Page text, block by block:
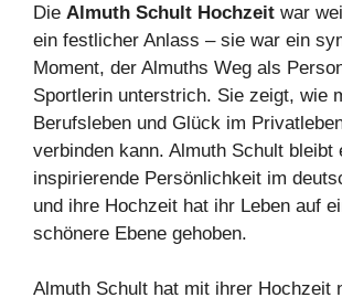
Die Almuth Schult Hochzeit war
ein festlicher Anlass – sie war ein
Moment, der Almuths Weg als
Sportlerin unterstrich. Sie zeigt, wie
Berufsleben und Glück im
verbinden kann. Almuth Schult bleibt
inspirierende Persönlichkeit im
und ihre Hochzeit hat ihr Leben auf
schönere Ebene gehoben.
Almuth Schult hat mit ihrer Hochzeit